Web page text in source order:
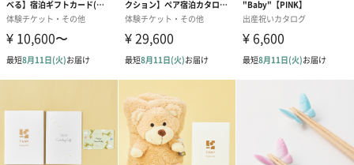
ビューティー
インテリア
キッチン雑貨